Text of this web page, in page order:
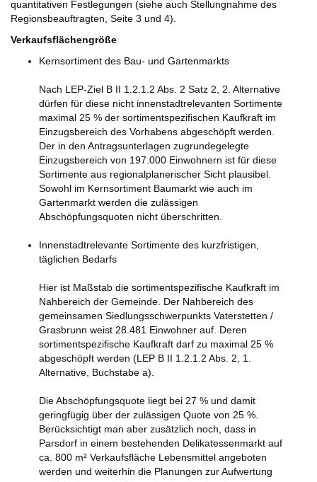
quantitativen Festlegungen (siehe auch Stellungnahme des
Regionsbeauftragten, Seite 3 und 4).
Verkaufsflächengröße
Kernsortiment des Bau- und Gartenmarkts
Nach LEP-Ziel B II 1.2.1.2 Abs. 2 Satz 2, 2. Alternative
dürfen für diese nicht innenstadtrelevanten Sortimente
maximal 25 % der sortimentspezifischen Kaufkraft im
Einzugsbereich des Vorhabens abgeschöpft werden.
Der in den Antragsunterlagen zugrundegelegte
Einzugsbereich von 197.000 Einwohnern ist für diese
Sortimente aus regionalplanerischer Sicht plausibel.
Sowohl im Kernsortiment Baumarkt wie auch im
Gartenmarkt werden die zulässigen
Abschöpfungsquoten nicht überschritten.
Innenstadtrelevante Sortimente des kurzfristigen,
täglichen Bedarfs
Hier ist Maßstab die sortimentspezifische Kaufkraft im
Nahbereich der Gemeinde. Der Nahbereich des
gemeinsamen Siedlungsschwerpunkts Vaterstetten /
Grasbrunn weist 28.481 Einwohner auf. Deren
sortimentspezifische Kaufkraft darf zu maximal 25 %
abgeschöpft werden (LEP B II 1.2.1.2 Abs. 2, 1.
Alternative, Buchstabe a).
Die Abschöpfungsquote liegt bei 27 % und damit
geringfügig über der zulässigen Quote von 25 %.
Berücksichtigt man aber zusätzlich noch, dass in
Parsdorf in einem bestehenden Delikatessenmarkt auf
ca. 800 m² Verkaufsfläche Lebensmittel angeboten
werden und weiterhin die Planungen zur Aufwertung